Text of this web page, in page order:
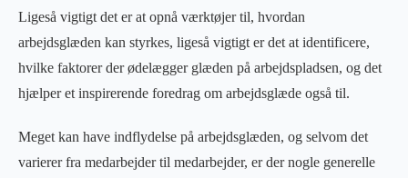
Ligeså vigtigt det er at opnå værktøjer til, hvordan
arbejdsglæden kan styrkes, ligeså vigtigt er det at identificere,
hvilke faktorer der ødelægger glæden på arbejdspladsen, og det
hjælper et inspirerende foredrag om arbejdsglæde også til.
Meget kan have indflydelse på arbejdsglæden, og selvom det
varierer fra medarbejder til medarbejder, er der nogle generelle